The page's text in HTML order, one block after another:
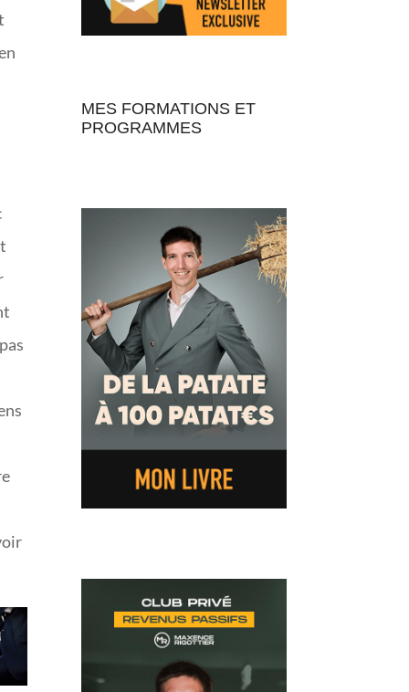
MES FORMATIONS ET
PROGRAMMES